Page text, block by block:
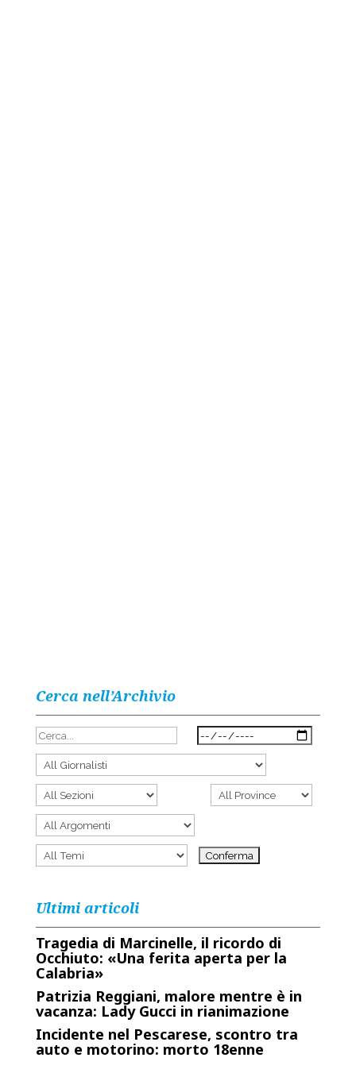
Cerca nell’Archivio
Ultimi articoli
Tragedia di Marcinelle, il ricordo di
Occhiuto: «Una ferita aperta per la
Calabria»
Patrizia Reggiani, malore mentre è in
vacanza: Lady Gucci in rianimazione
Incidente nel Pescarese, scontro tra
auto e motorino: morto 18enne